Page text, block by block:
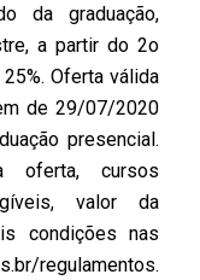
da graduação,
a partir do 2o
Oferta válida
de 29/07/2020
presencial.
oferta, cursos
valor da
condições nas
regulamentos.